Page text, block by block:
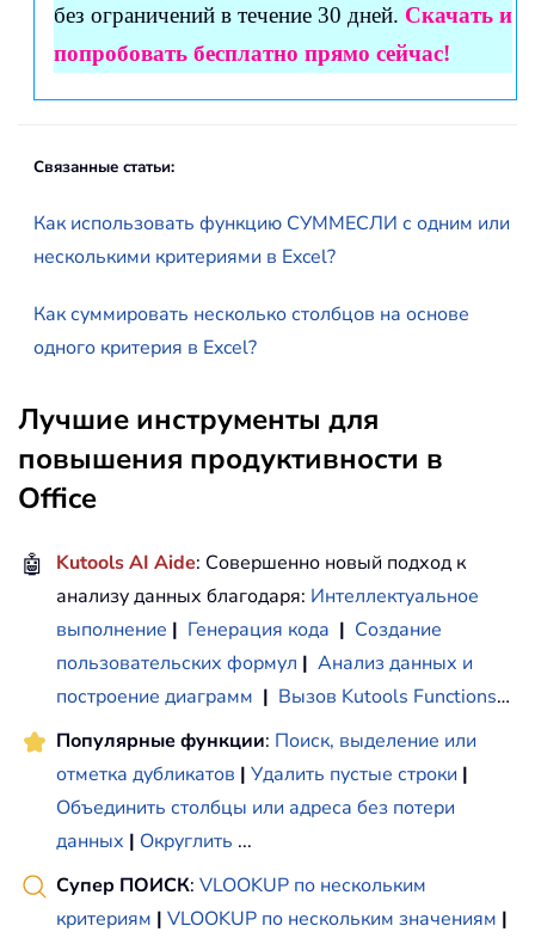
без ограничений в течение 30 дней. Скачать и
попробовать бесплатно прямо сейчас!
Связанные статьи:
Как использовать функцию СУММЕСЛИ с одним или
несколькими критериями в Excel?
Как суммировать несколько столбцов на основе
одного критерия в Excel?
Лучшие инструменты для
повышения продуктивности в
Office
🤖 Kutools AI Aide: Совершенно новый подход к
анализу данных благодаря: Интеллектуальное
выполнение | Генерация кода | Создание
пользовательских формул | Анализ данных и
построение диаграмм | Вызов Kutools Functions…
Популярные функции: Поиск, выделение или
отметка дубликатов | Удалить пустые строки |
Объединить столбцы или адреса без потери
данных | Округлить ...
Супер ПОИСК: VLOOKUP по нескольким
критериям | VLOOKUP по нескольким значениям |